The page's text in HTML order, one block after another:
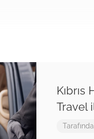
Travel